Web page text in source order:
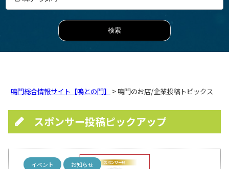
鳴門総合情報サイト【鳴との門】 > 鳴門のお店/企業投稿トピックス
スポンサー投稿ピックアップ
イベント お知らせ